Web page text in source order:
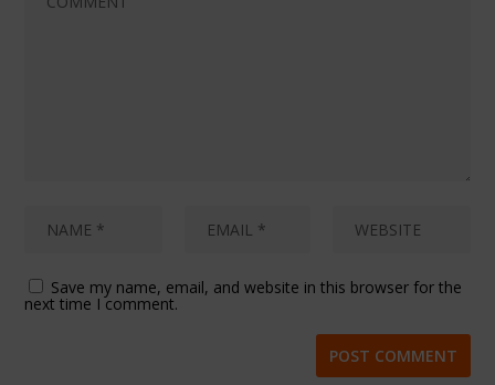
Save my name, email, and website in this browser for the
next time I comment.